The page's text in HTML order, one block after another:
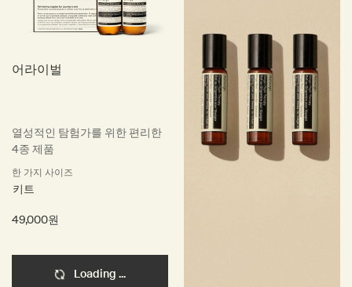
어라이벌
열성적인 탐험가를 위한 편리한
4종 제품
한 가지 사이즈
키트
49,000원
Loading ...